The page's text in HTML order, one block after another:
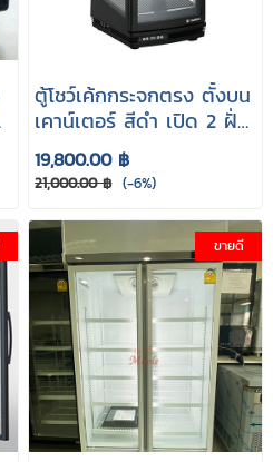
ตู้โชว์เค้กกระจกตรง ตั้งบน
เคาน์เตอร์ สีดำ เปิด 2 ฝั่ง
Sanden Intercool รุ่น
SAG-0905
19,800.00 ฿
21,000.00 ฿ (-6%)
ขายดี